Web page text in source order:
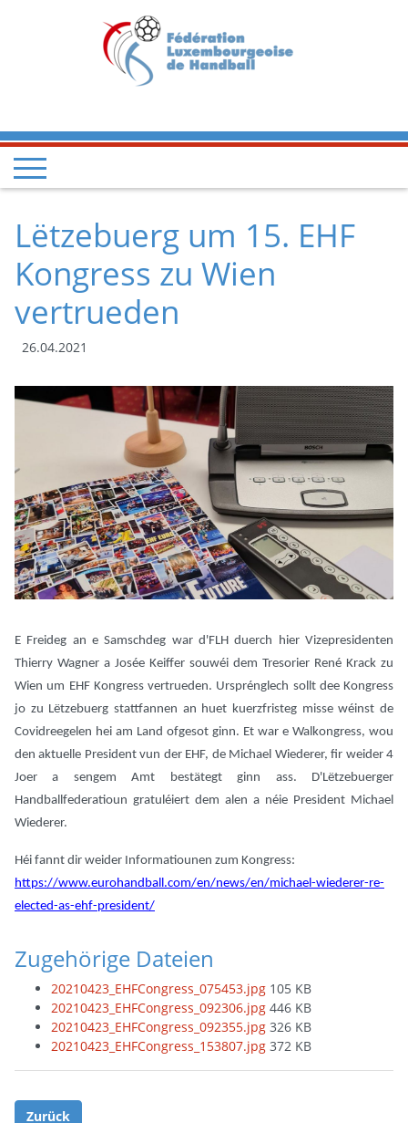
Lëtzebuerg um 15. EHF
Kongress zu Wien
vertrueden
26.04.2021
E Freideg an e Samschdeg war d'FLH duerch hier Vizepresidenten
Thierry Wagner a Josée Keiffer souwéi dem Tresorier René Krack zu
Wien um EHF Kongress vertrueden. Ursprénglech sollt dee Kongress
jo zu Lëtzebuerg stattfannen an huet kuerzfristeg misse wéinst de
Covidreegelen hei am Land ofgesot ginn. Et war e Walkongress, wou
den aktuelle President vun der EHF, de Michael Wiederer, fir weider 4
Joer a sengem Amt bestätegt ginn ass. D'Lëtzebuerger
Handballfederatioun gratuléiert dem alen a néie President Michael
Wiederer.
Héi fannt dir weider Informatiounen zum Kongress:
https://www.eurohandball.com/en/news/en/michael-wiederer-re-
elected-as-ehf-president/
Zugehörige Dateien
20210423_EHFCongress_075453.jpg 105 KB
20210423_EHFCongress_092306.jpg 446 KB
20210423_EHFCongress_092355.jpg 326 KB
20210423_EHFCongress_153807.jpg 372 KB
Zurück